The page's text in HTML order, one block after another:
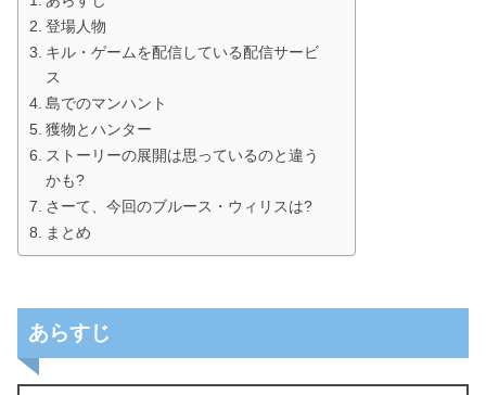
登場人物
キル・ゲームを配信している配信サービ
ス
島でのマンハント
獲物とハンター
ストーリーの展開は思っているのと違う
かも?
さーて、今回のブルース・ウィリスは?
まとめ
あらすじ